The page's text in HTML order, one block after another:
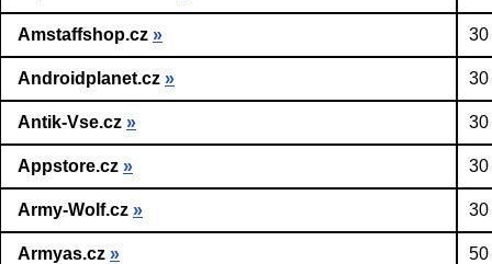
Amstaffshop.cz » 30
Androidplanet.cz » 30
Antik-Vse.cz » 30
Appstore.cz » 30
Army-Wolf.cz » 30
Armyas.cz » 50